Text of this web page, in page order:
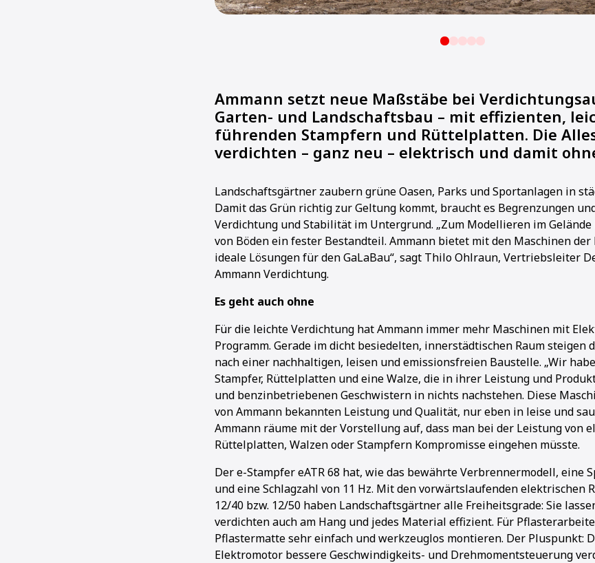
Ammann setzt neue Maßstäbe bei
Garten- und Landschaftsbau – mit effizienten,
führenden Stampfern und Rüttelplatten. Die
verdichten – ganz neu – elektrisch und damit
Landschaftsgärtner zaubern grüne Oasen, Parks und Sportanlagen in
Damit das Grün richtig zur Geltung kommt, braucht es Begrenzungen
Verdichtung und Stabilität im Untergrund. „Zum Modellieren im
von Böden ein fester Bestandteil. Ammann bietet mit den Maschinen
ideale Lösungen für den GaLaBau“, sagt Thilo Ohlraun, Vertriebsleiter
Ammann Verdichtung.
Es geht auch ohne
Für die leichte Verdichtung hat Ammann immer mehr Maschinen mit
Programm. Gerade im dicht besiedelten, innerstädtischen Raum steigen
nach einer nachhaltigen, leisen und emissionsfreien Baustelle. „Wir
Stampfer, Rüttelplatten und eine Walze, die in ihrer Leistung und
und benzinbetriebenen Geschwistern in nichts nachstehen. Diese
von Ammann bekannten Leistung und Qualität, nur eben in leise und
Ammann räume mit der Vorstellung auf, dass man bei der Leistung von
Rüttelplatten, Walzen oder Stampfern Kompromisse eingehen müsste.
Der e-Stampfer eATR 68 hat, wie das bewährte Verbrennermodell, eine
und eine Schlagzahl von 11 Hz. Mit den vorwärtslaufenden elektrischen
12/40 bzw. 12/50 haben Landschaftsgärtner alle Freiheitsgrade: Sie
verdichten auch am Hang und jedes Material effizient. Für
Pflastermatte sehr einfach und werkzeuglos montieren. Der Pluspunkt:
Elektromotor bessere Geschwindigkeits- und Drehmomentsteuerung